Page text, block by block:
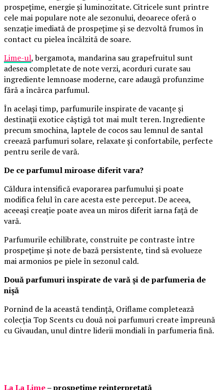
prospețime, energie și luminozitate. Citricele sunt printre
cele mai populare note ale sezonului, deoarece oferă o
senzație imediată de prospețime și se dezvoltă frumos în
contact cu pielea încălzită de soare.
Lime-ul, bergamota, mandarina sau grapefruitul sunt
adesea completate de note verzi, acorduri curate sau
ingrediente lemnoase moderne, care adaugă profunzime
fără a încărca parfumul.
În același timp, parfumurile inspirate de vacanțe și
destinații exotice câștigă tot mai mult teren. Ingrediente
precum smochina, laptele de cocos sau lemnul de santal
creează parfumuri solare, relaxate și confortabile, perfecte
pentru serile de vară.
De ce parfumul miroase diferit vara?
Căldura intensifică evaporarea parfumului și poate
modifica felul în care acesta este perceput. De aceea,
aceeași creație poate avea un miros diferit iarna față de
vară.
Parfumurile echilibrate, construite pe contraste între
prospețime și note de bază persistente, tind să evolueze
mai armonios pe piele în sezonul cald.
Două parfumuri inspirate de vară și de parfumeria de
nișă
Pornind de la această tendință, Oriflame completează
colecția Top Scents cu două noi parfumuri create împreună
cu Givaudan, unul dintre liderii mondiali în parfumeria fină.
La La Lime– prospețime reinterpretată